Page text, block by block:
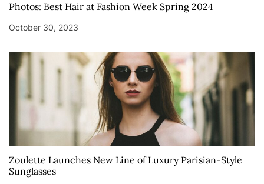
Photos: Best Hair at Fashion Week Spring 2024
October 30, 2023
Zoulette Launches New Line of Luxury Parisian-Style
Sunglasses